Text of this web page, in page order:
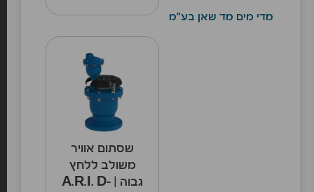
מדי מים מד שאן בע"מ
שסתום אוויר
משולב ללחץ
גבוה | A.R.I. D-